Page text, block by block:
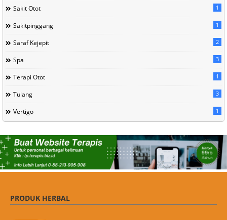
Sakit Otot 1
Sakitpinggang 1
Saraf Kejepit 2
Spa 3
Terapi Otot 1
Tulang 3
Vertigo 1
PRODUK HERBAL